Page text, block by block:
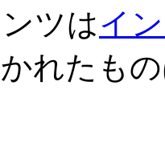
ツはイ
れたも